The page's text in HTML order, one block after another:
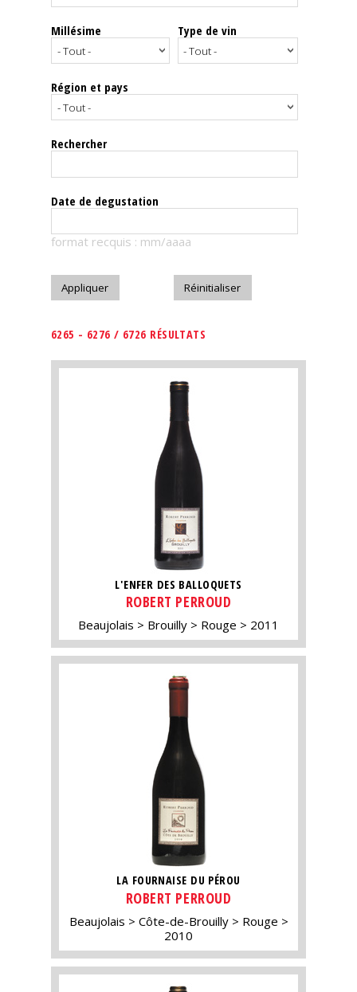
Spiritueux
Notes
dégustation
Le
magazine
Télécharger
Millésime Type de vin
Région et pays
Rechercher
Date de degustation
format recquis : mm/aaaa
6265 - 6276 / 6726 RÉSULTATS
L'ENFER DES BALLOQUETS
ROBERT PERROUD
Beaujolais Brouilly Rouge 2011
LA FOURNAISE DU PÉROU
ROBERT PERROUD
Beaujolais Côte-de-Brouilly
Rouge
2010